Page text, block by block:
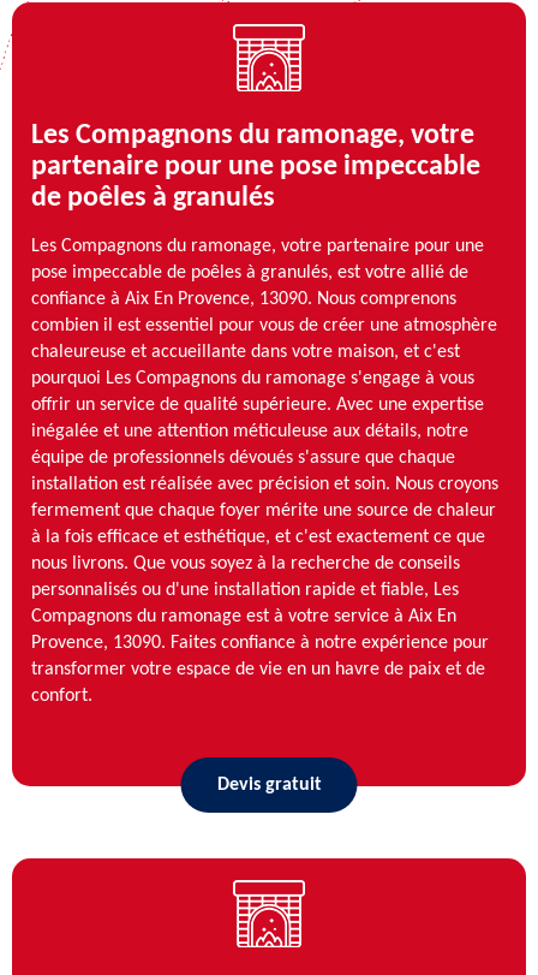
Les Compagnons du ramonage, votre
partenaire pour une pose impeccable
de poêles à granulés
Les Compagnons du ramonage, votre partenaire pour une
pose impeccable de poêles à granulés, est votre allié de
confiance à Aix En Provence, 13090. Nous comprenons
combien il est essentiel pour vous de créer une atmosphère
chaleureuse et accueillante dans votre maison, et c'est
pourquoi Les Compagnons du ramonage s'engage à vous
offrir un service de qualité supérieure. Avec une expertise
inégalée et une attention méticuleuse aux détails, notre
équipe de professionnels dévoués s'assure que chaque
installation est réalisée avec précision et soin. Nous croyons
fermement que chaque foyer mérite une source de chaleur
à la fois efficace et esthétique, et c'est exactement ce que
nous livrons. Que vous soyez à la recherche de conseils
personnalisés ou d'une installation rapide et fiable, Les
Compagnons du ramonage est à votre service à Aix En
Provence, 13090. Faites confiance à notre expérience pour
transformer votre espace de vie en un havre de paix et de
confort.
Devis gratuit